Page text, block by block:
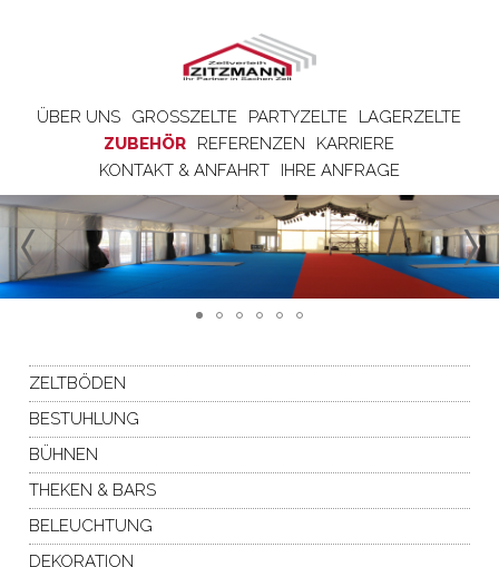
ÜBER UNS GROSSZELTE PARTYZELTE
LAGERZELTE
ZUBEHÖR
REFERENZEN
KARRIERE
KONTAKT & ANFAHRT
IHRE ANFRAGE
ZELTBÖDEN
BESTUHLUNG
BÜHNEN
THEKEN & BARS
BELEUCHTUNG
DEKORATION